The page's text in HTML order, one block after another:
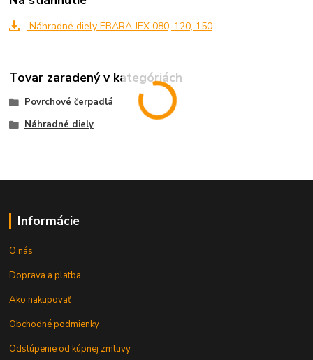
Náhradné diely EBARA JEX 080, 120, 150
Tovar zaradený v kategóriách
Povrchové čerpadlá
Náhradné diely
Informácie
O nás
Doprava a platba
Ako nakupovať
Obchodné podmienky
Odstúpenie od kúpnej zmluvy